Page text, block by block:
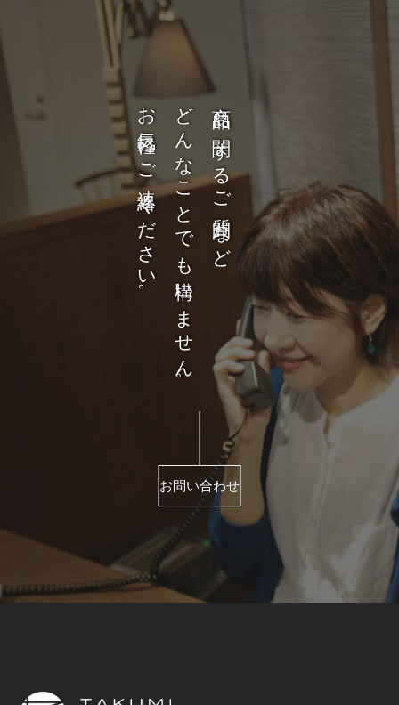
商品に関するご質問など、
どんなことでも構いません。
お気軽にご連絡ください。
お問い合わせ